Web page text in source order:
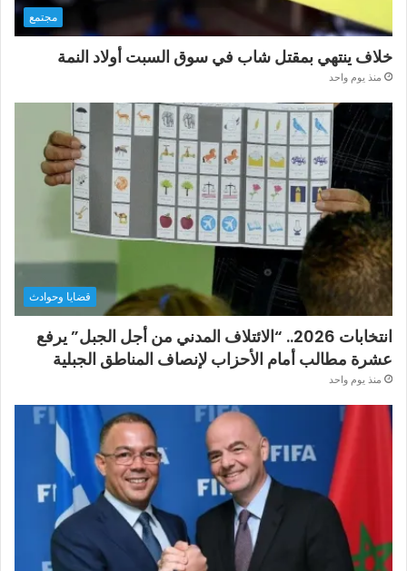
مجتمع
خلاف ينتهي بمقتل شاب في سوق السبت أولاد النمة
منذ يوم واحد
قضايا وحوادث
انتخابات 2026.. “الائتلاف المدني من أجل الجبل” يرفع
عشرة مطالب أمام الأحزاب لإنصاف المناطق الجبلية
منذ يوم واحد